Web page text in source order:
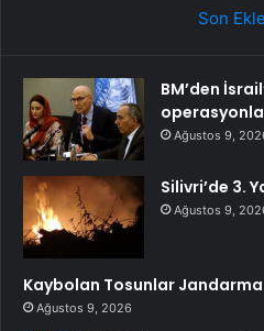
Son
BM’den
Ağustos 9,
Silivri’de 3.
Ağustos 9,
Kaybolan Tosunlar
Ağustos 9, 2026